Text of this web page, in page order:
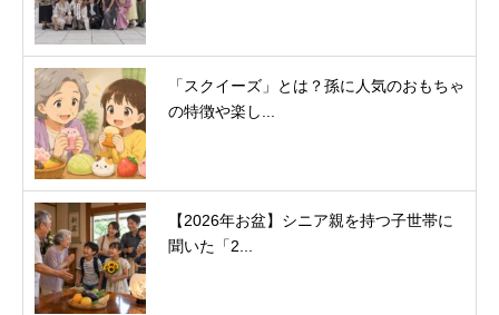
「スクイーズ」とは？孫に人気のおもちゃ
の特徴や楽し...
【2026年お盆】シニア親を持つ子世帯に
聞いた「2...